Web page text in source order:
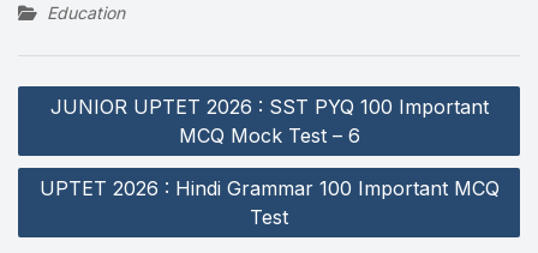
Education
Post
navigation
JUNIOR UPTET 2026 : SST PYQ 100 Important
MCQ Mock Test – 6
UPTET 2026 : Hindi Grammar 100 Important MCQ
Test